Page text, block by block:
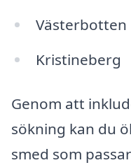
Västerbotten
Kristineberg
Genom att
sökning kan du
smed som